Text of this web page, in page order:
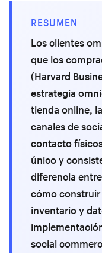
RESUMEN
Los clientes
que los
(Harvard
estrategia
tienda online,
canales de
contacto
único y
diferencia
cómo
inventario y
social